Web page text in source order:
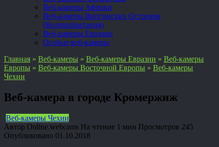
Веб-камеры Африки
Веб-камеры Виргинских Островов
(Великобритания)
Веб-камеры Евразии
Особые веб-камеры
Главная » Веб-камеры » Веб-камеры Евразии » Веб-камеры
Европы » Веб-камеры Восточной Европы » Веб-камеры
Чехии
Веб-камера в городе Кромержиж
Веб-камеры Чехии
Автор Online.webcams На чтение 1 мин Просмотров 245
Опубликовано 01.10.2018